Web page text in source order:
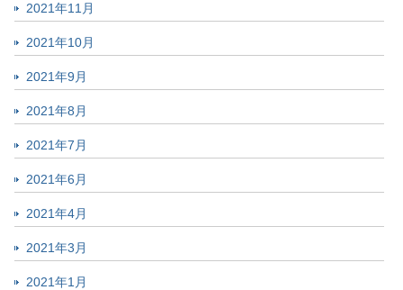
2021年11月
2021年10月
2021年9月
2021年8月
2021年7月
2021年6月
2021年4月
2021年3月
2021年1月